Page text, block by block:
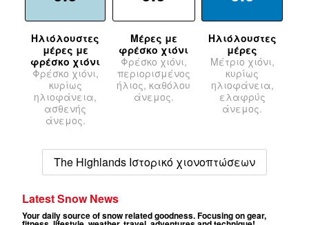
Ηλιόλουστες
μέρες με
φρέσκο χιόνι
Φρέσκο χιόνι,
κυρίως
ηλιοφάνεια,
ασθενής
άνεμος.
Μέρες με
φρέσκο χιόνι
Φρέσκο χιόνι,
περιορισμένος
ήλιος, καθόλου
άνεμος.
Ηλιόλουστες
μέρες
Μέτριο χιόνι,
κυρίως
ηλιοφάνεια,
ελαφρύς
άνεμος.
The Highlands Ιστορικό χιονοπτώσεων